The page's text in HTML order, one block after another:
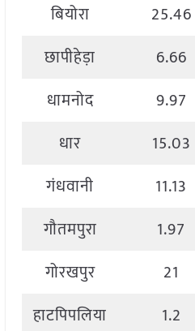
बियोरा
25.46
छापीहेड़ा
6.66
धामनोद
9.97
धार
15.03
गंधवानी
11.13
गौतमपुरा
1.97
गोरखपुर
21
हाटपिपलिया
1.2